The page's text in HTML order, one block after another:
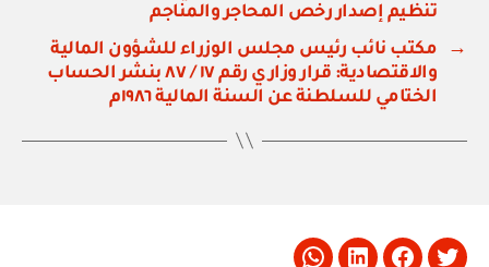
تنظيم إصدار رخص المحاجر والمناجم
→
مكتب نائب رئيس مجلس الوزراء للشؤون المالية
والاقتصادية: قرار وزاري رقم ١٧ / ٨٧ بنشر الحساب
الختامي للسلطنة عن السنة المالية ١٩٨٦م